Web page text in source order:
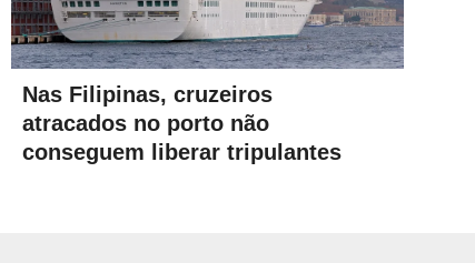
Nas Filipinas, cruzeiros
atracados no porto não
conseguem liberar tripulantes